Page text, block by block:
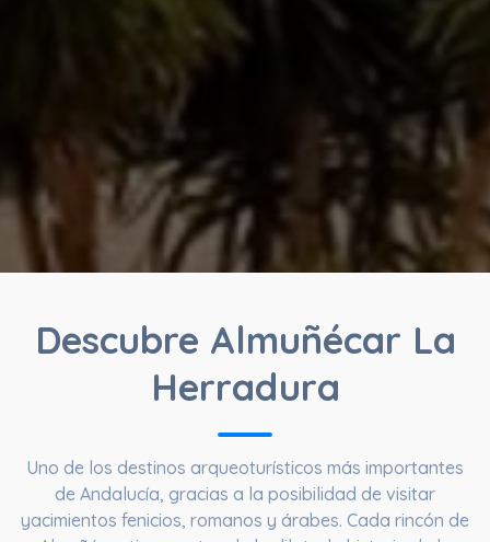
Descubre Almuñécar La
Herradura
Uno de los destinos arqueoturísticos más importantes
de Andalucía, gracias a la posibilidad de visitar
yacimientos fenicios, romanos y árabes. Cada rincón de